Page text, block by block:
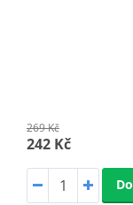
269 Kč
242 Kč